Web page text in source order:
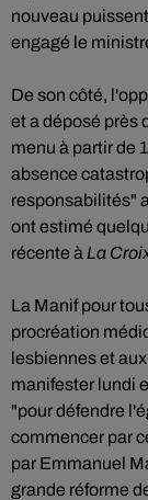
nouveau
engagé le
De son côté,
et a déposé près
menu à partir de
absence
responsabilités"
ont estimé
récente à La
La Manif pour
procréation
lesbiennes et
manifester lundi
"pour défendre
commencer par
par Emmanuel
grande réforme